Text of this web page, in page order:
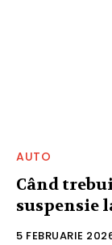
AUTO
Când
suspensie
5 FEBRUARIE